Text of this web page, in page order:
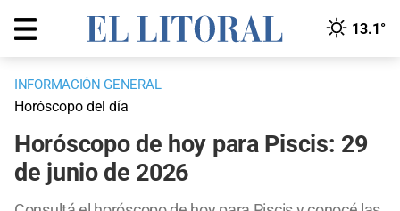
13.1°
INFORMACIÓN GENERAL
Horóscopo del día
Horóscopo de hoy para Piscis: 29
de junio de 2026